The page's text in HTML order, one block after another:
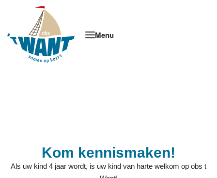
Kom kennismaken!
Als uw kind 4 jaar wordt, is uw kind van harte welkom op obs t